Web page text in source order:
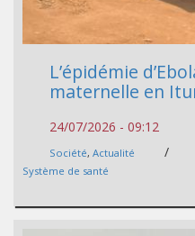
L’épidémie
maternelle en
24/07/2026 - 09:12
Société, Actualité /
Système de santé